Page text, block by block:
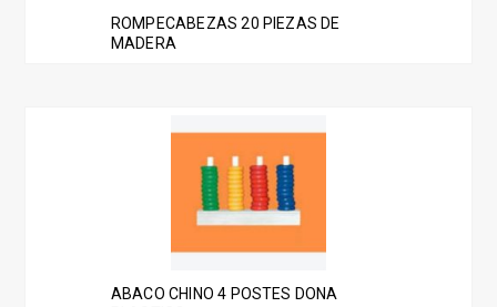
ROMPECABEZAS 20 PIEZAS DE
MADERA
ABACO CHINO 4 POSTES DONA